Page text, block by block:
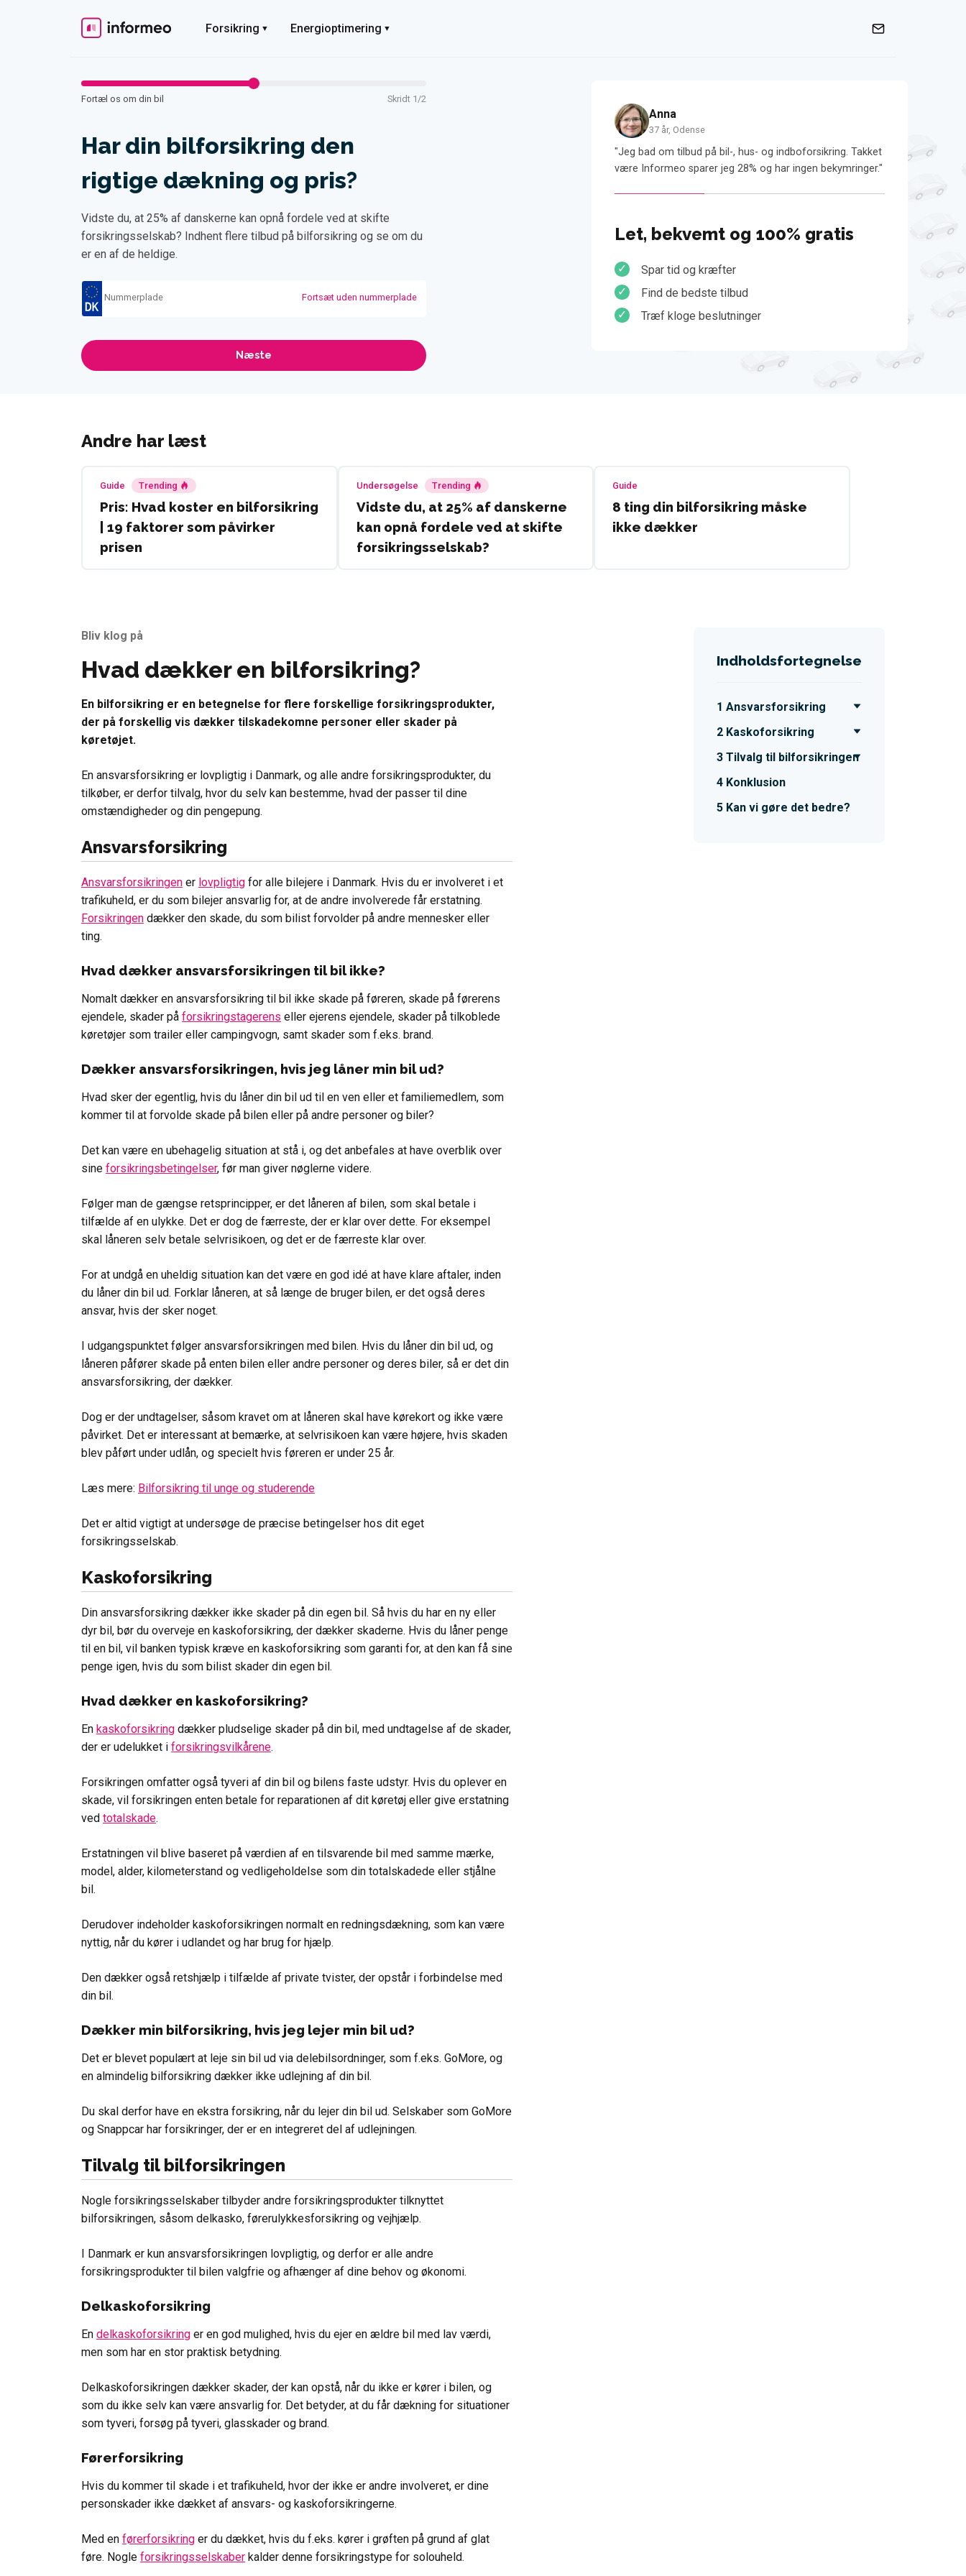
Forsikring Energioptimering
Fortæl os om din bil Skridt 1/2
Har din bilforsikring den
rigtige dækning og pris?
Vidste du, at 25% af danskerne kan opnå fordele ved at skifte
forsikringsselskab? Indhent flere tilbud på bilforsikring og se om du
er en af de heldige.
Nummerplade Fortsæt uden nummerplade
"Jeg var lidt usikker på min dækning, men Informeo hjalp
Anna
37 år, Odense
"Jeg bad om tilbud på bil-, hus- og indboforsikring. Takket
være Informeo sparer jeg 28% og har ingen bekymringer."
"Jeg sparede
Let, bekvemt og 100% gratis
Spar tid og kræfter
Find de bedste tilbud
Træf kloge beslutninger
Andre har læst
Guide Trending
Pris: Hvad koster en bilforsikring
| 19 faktorer som påvirker
prisen
Undersøgelse Trending
Vidste du, at 25% af danskerne
kan opnå fordele ved at skifte
forsikringsselskab?
Guide
8 ting din bilforsikring måske
ikke dækker
Bliv klog på
Hvad dækker en bilforsikring?
En bilforsikring er en betegnelse for flere forskellige forsikringsprodukter,
der på forskellig vis dækker tilskadekomne personer eller skader på
køretøjet.
En ansvarsforsikring er lovpligtig i Danmark, og alle andre forsikringsprodukter, du
tilkøber, er derfor tilvalg, hvor du selv kan bestemme, hvad der passer til dine
omstændigheder og din pengepung.
Ansvarsforsikring
Ansvarsforsikringen er lovpligtig for alle bilejere i Danmark. Hvis du er involveret i et
trafikuheld, er du som bilejer ansvarlig for, at de andre involverede får erstatning.
Forsikringen dækker den skade, du som bilist forvolder på andre mennesker eller
ting.
Hvad dækker ansvarsforsikringen til bil ikke?
Nomalt dækker en ansvarsforsikring til bil ikke skade på føreren, skade på førerens
ejendele, skader på forsikringstagerens eller ejerens ejendele, skader på tilkoblede
køretøjer som trailer eller campingvogn, samt skader som f.eks. brand.
Dækker ansvarsforsikringen, hvis jeg låner min bil ud?
Hvad sker der egentlig, hvis du låner din bil ud til en ven eller et familiemedlem, som
kommer til at forvolde skade på bilen eller på andre personer og biler?
Det kan være en ubehagelig situation at stå i, og det anbefales at have overblik over
sine forsikringsbetingelser, før man giver nøglerne videre.
Følger man de gængse retsprincipper, er det låneren af bilen, som skal betale i
tilfælde af en ulykke. Det er dog de færreste, der er klar over dette. For eksempel
skal låneren selv betale selvrisikoen, og det er de færreste klar over.
For at undgå en uheldig situation kan det være en god idé at have klare aftaler, inden
du låner din bil ud. Forklar låneren, at så længe de bruger bilen, er det også deres
ansvar, hvis der sker noget.
I udgangspunktet følger ansvarsforsikringen med bilen. Hvis du låner din bil ud, og
låneren påfører skade på enten bilen eller andre personer og deres biler, så er det din
ansvarsforsikring, der dækker.
Dog er der undtagelser, såsom kravet om at låneren skal have kørekort og ikke være
påvirket. Det er interessant at bemærke, at selvrisikoen kan være højere, hvis skaden
blev påført under udlån, og specielt hvis føreren er under 25 år.
Læs mere: Bilforsikring til unge og studerende
Det er altid vigtigt at undersøge de præcise betingelser hos dit eget
forsikringsselskab.
Kaskoforsikring
Din ansvarsforsikring dækker ikke skader på din egen bil. Så hvis du har en ny eller
dyr bil, bør du overveje en kaskoforsikring, der dækker skaderne. Hvis du låner penge
til en bil, vil banken typisk kræve en kaskoforsikring som garanti for, at den kan få sine
penge igen, hvis du som bilist skader din egen bil.
Hvad dækker en kaskoforsikring?
En kaskoforsikring dækker pludselige skader på din bil, med undtagelse af de skader,
der er udelukket i forsikringsvilkårene.
Forsikringen omfatter også tyveri af din bil og bilens faste udstyr. Hvis du oplever en
skade, vil forsikringen enten betale for reparationen af dit køretøj eller give erstatning
ved totalskade.
Erstatningen vil blive baseret på værdien af en tilsvarende bil med samme mærke,
model, alder, kilometerstand og vedligeholdelse som din totalskadede eller stjålne
bil.
Derudover indeholder kaskoforsikringen normalt en redningsdækning, som kan være
nyttig, når du kører i udlandet og har brug for hjælp.
Den dækker også retshjælp i tilfælde af private tvister, der opstår i forbindelse med
din bil.
Dækker min bilforsikring, hvis jeg lejer min bil ud?
Det er blevet populært at leje sin bil ud via delebilsordninger, som f.eks. GoMore, og
en almindelig bilforsikring dækker ikke udlejning af din bil.
Du skal derfor have en ekstra forsikring, når du lejer din bil ud. Selskaber som GoMore
og Snappcar har forsikringer, der er en integreret del af udlejningen.
Tilvalg til bilforsikringen
Nogle forsikringsselskaber tilbyder andre forsikringsprodukter tilknyttet
bilforsikringen, såsom delkasko, førerulykkesforsikring og vejhjælp.
I Danmark er kun ansvarsforsikringen lovpligtig, og derfor er alle andre
forsikringsprodukter til bilen valgfrie og afhænger af dine behov og økonomi.
Delkaskoforsikring
En delkaskoforsikring er en god mulighed, hvis du ejer en ældre bil med lav værdi,
men som har en stor praktisk betydning.
Delkaskoforsikringen dækker skader, der kan opstå, når du ikke er kører i bilen, og
som du ikke selv kan være ansvarlig for. Det betyder, at du får dækning for situationer
som tyveri, forsøg på tyveri, glasskader og brand.
Førerforsikring
Hvis du kommer til skade i et trafikuheld, hvor der ikke er andre involveret, er dine
personskader ikke dækket af ansvars- og kaskoforsikringerne.
Med en førerforsikring er du dækket, hvis du f.eks. kører i grøften på grund af glat
føre. Nogle forsikringsselskaber kalder denne forsikringstype for solouheld.
Indholdsfortegnelse
Ansvarsforsikring
Kaskoforsikring
Tilvalg til bilforsikringen
Konklusion
Kan vi gøre det bedre?